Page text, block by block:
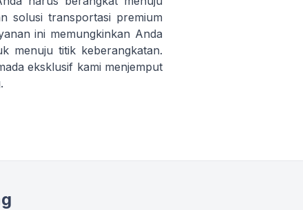
solusi transportasi premium
ini memungkinkan Anda
menuju titik keberangkatan.
eksklusif kami menjemput